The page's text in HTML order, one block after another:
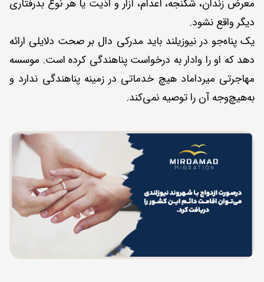
معرض زندان، شکنجه، اعدام، آزار و اذیت یا هر نوع بدرفتاری
دیگر واقع نشود.
یک پناه‌جو در نیوزیلند باید مدرکی دال بر صحت دلایلی ارائه
دهد که او را وادار به درخواست پناهندگی کرده است. موسسه
مهاجرتی میرداماد هیچ خدماتی در زمینه پناهندگی ندارد و
به‌هیچ‌وجه آن را توصیه نمی‌کند.